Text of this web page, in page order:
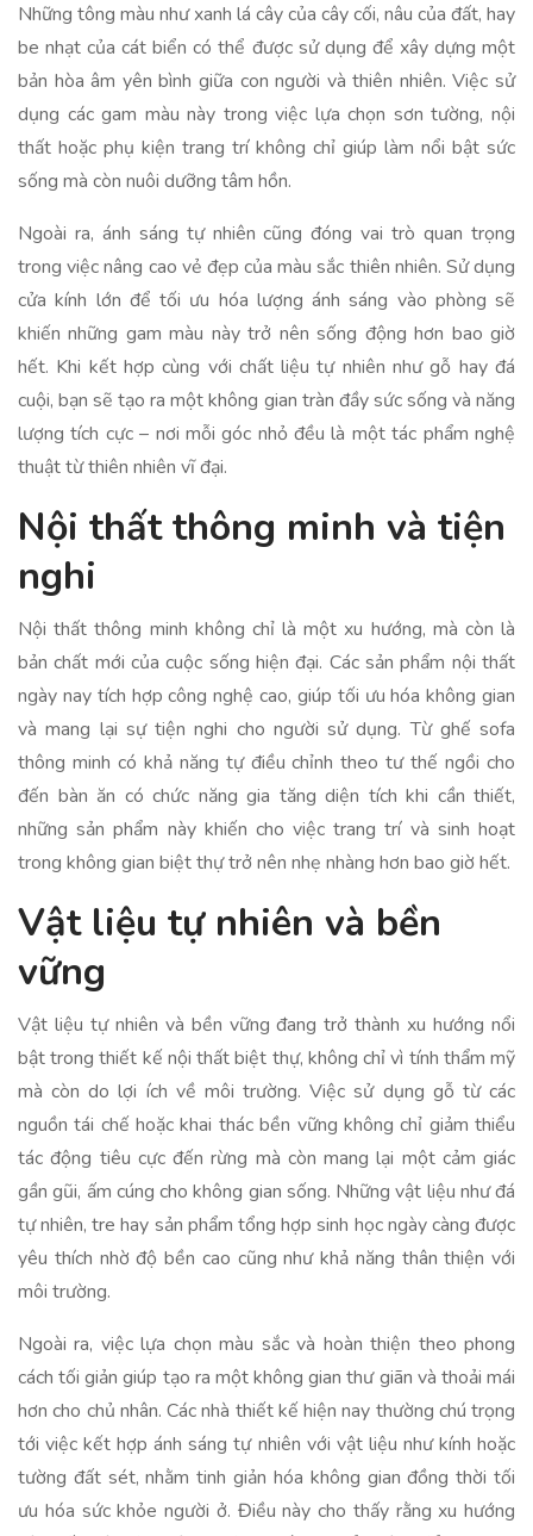
Những tông màu như xanh lá cây của cây cối, nâu của đất, hay
be nhạt của cát biển có thể được sử dụng để xây dựng một
bản hòa âm yên bình giữa con người và thiên nhiên. Việc sử
dụng các gam màu này trong việc lựa chọn sơn tường, nội
thất hoặc phụ kiện trang trí không chỉ giúp làm nổi bật sức
sống mà còn nuôi dưỡng tâm hồn.
Ngoài ra, ánh sáng tự nhiên cũng đóng vai trò quan trọng
trong việc nâng cao vẻ đẹp của màu sắc thiên nhiên. Sử dụng
cửa kính lớn để tối ưu hóa lượng ánh sáng vào phòng sẽ
khiến những gam màu này trở nên sống động hơn bao giờ
hết. Khi kết hợp cùng với chất liệu tự nhiên như gỗ hay đá
cuội, bạn sẽ tạo ra một không gian tràn đầy sức sống và năng
lượng tích cực – nơi mỗi góc nhỏ đều là một tác phẩm nghệ
thuật từ thiên nhiên vĩ đại.
Nội thất thông minh và tiện
nghi
Nội thất thông minh không chỉ là một xu hướng, mà còn là
bản chất mới của cuộc sống hiện đại. Các sản phẩm nội thất
ngày nay tích hợp công nghệ cao, giúp tối ưu hóa không gian
và mang lại sự tiện nghi cho người sử dụng. Từ ghế sofa
thông minh có khả năng tự điều chỉnh theo tư thế ngồi cho
đến bàn ăn có chức năng gia tăng diện tích khi cần thiết,
những sản phẩm này khiến cho việc trang trí và sinh hoạt
trong không gian biệt thự trở nên nhẹ nhàng hơn bao giờ hết.
Vật liệu tự nhiên và bền
vững
Vật liệu tự nhiên và bền vững đang trở thành xu hướng nổi
bật trong thiết kế nội thất biệt thự, không chỉ vì tính thẩm mỹ
mà còn do lợi ích về môi trường. Việc sử dụng gỗ từ các
nguồn tái chế hoặc khai thác bền vững không chỉ giảm thiểu
tác động tiêu cực đến rừng mà còn mang lại một cảm giác
gần gũi, ấm cúng cho không gian sống. Những vật liệu như đá
tự nhiên, tre hay sản phẩm tổng hợp sinh học ngày càng được
yêu thích nhờ độ bền cao cũng như khả năng thân thiện với
môi trường.
Ngoài ra, việc lựa chọn màu sắc và hoàn thiện theo phong
cách tối giản giúp tạo ra một không gian thư giãn và thoải mái
hơn cho chủ nhân. Các nhà thiết kế hiện nay thường chú trọng
tới việc kết hợp ánh sáng tự nhiên với vật liệu như kính hoặc
tường đất sét, nhằm tinh giản hóa không gian đồng thời tối
ưu hóa sức khỏe người ở. Điều này cho thấy rằng xu hướng